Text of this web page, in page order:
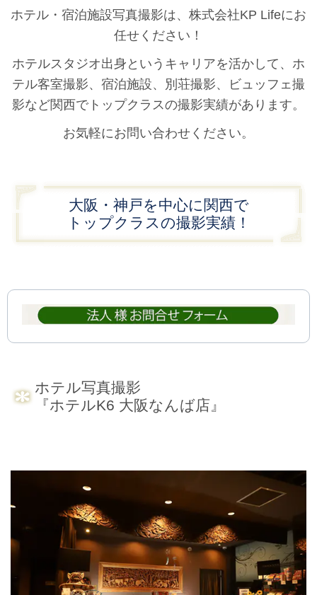
ホテル・宿泊施設写真撮影は、株式会社KP Lifeにお
任せください！
ホテルスタジオ出身というキャリアを活かして、ホ
テル客室撮影、宿泊施設、別荘撮影、ビュッフェ撮
影など関西でトップクラスの撮影実績があります。
お気軽にお問い合わせください。
大阪・神戸を中心に関西で
トップクラスの撮影実績！
ホテル写真撮影
『ホテルK6 大阪なんば店』